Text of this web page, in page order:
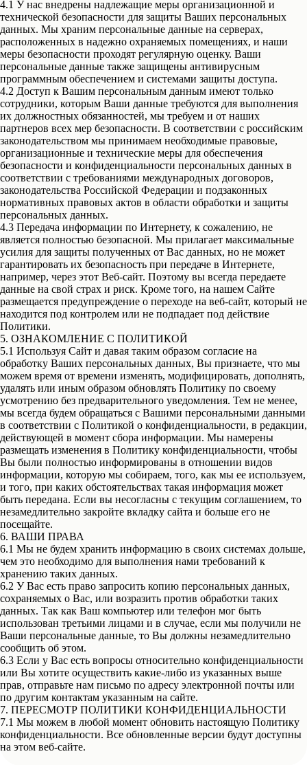
4.1 У нас внедрены надлежащие меры организационной и
технической безопасности для защиты Ваших персональных
данных. Мы храним персональные данные на серверах,
расположенных в надежно охраняемых помещениях, и наши
меры безопасности проходят регулярную оценку. Ваши
персональные данные также защищены антивирусным
программным обеспечением и системами защиты доступа.
4.2 Доступ к Вашим персональным данным имеют только
сотрудники, которым Ваши данные требуются для выполнения
их должностных обязанностей, мы требуем и от наших
партнеров всех мер безопасности. В соответствии с российским
законодательством мы принимаем необходимые правовые,
организационные и технические меры для обеспечения
безопасности и конфиденциальности персональных данных в
соответствии с требованиями международных договоров,
законодательства Российской Федерации и подзаконных
нормативных правовых актов в области обработки и защиты
персональных данных.
4.3 Передача информации по Интернету, к сожалению, не
является полностью безопасной. Мы прилагает максимальные
усилия для защиты полученных от Вас данных, но не может
гарантировать их безопасность при передаче в Интернете,
например, через этот Веб-сайт. Поэтому вы всегда передаете
данные на свой страх и риск. Кроме того, на нашем Сайте
размещается предупреждение о переходе на веб-сайт, который не
находится под контролем или не подпадает под действие
Политики.
5. ОЗНАКОМЛЕНИЕ С ПОЛИТИКОЙ
5.1 Используя Сайт и давая таким образом согласие на
обработку Ваших персональных данных, Вы признаете, что мы
можем время от времени изменять, модифицировать, дополнять,
удалять или иным образом обновлять Политику по своему
усмотрению без предварительного уведомления. Тем не менее,
мы всегда будем обращаться с Вашими персональными данными
в соответствии с Политикой о конфиденциальности, в редакции,
действующей в момент сбора информации. Мы намерены
размещать изменения в Политику конфиденциальности, чтобы
Вы были полностью информированы в отношении видов
информации, которую мы собираем, того, как мы ее используем,
и того, при каких обстоятельствах такая информация может
быть передана. Если вы несогласны с текущим соглашением, то
незамедлительно закройте вкладку сайта и больше его не
посещайте.
6. ВАШИ ПРАВА
6.1 Мы не будем хранить информацию в своих системах дольше,
чем это необходимо для выполнения нами требований к
хранению таких данных.
6.2 У Вас есть право запросить копию персональных данных,
сохраняемых о Вас, или возразить против обработки таких
данных. Так как Ваш компьютер или телефон мог быть
использован третьими лицами и в случае, если мы получили не
Ваши персональные данные, то Вы должны незамедлительно
сообщить об этом.
6.3 Если у Вас есть вопросы относительно конфиденциальности
или Вы хотите осуществить какие-либо из указанных выше
прав, отправьте нам письмо по адресу электронной почты или
по другим контактам указанным на сайте.
7. ПЕРЕСМОТР ПОЛИТИКИ КОНФИДЕНЦИАЛЬНОСТИ
7.1 Мы можем в любой момент обновить настоящую Политику
конфиденциальности. Все обновленные версии будут доступны
на этом веб-сайте.